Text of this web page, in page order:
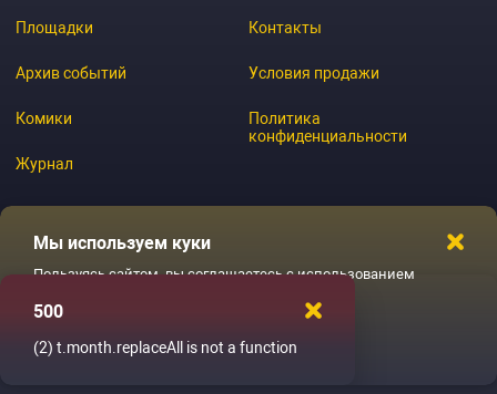
Площадки
Архив событий
Комики
Журнал
Контакты
Условия продажи
Политика
конфиденциальности
Мы используем куки
Пользуясь сайтом, вы соглашаетесь с использованием
Ладненько
500
(2) t.month.replaceAll is not a function